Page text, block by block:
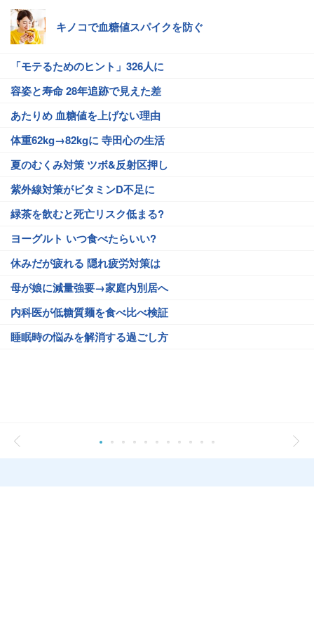
キノコで血糖値スパイクを防ぐ
「モテるためのヒント」326人に
容姿と寿命 28年追跡で見えた差
あたりめ 血糖値を上げない理由
体重62kg→82kgに 寺田心の生活
夏のむくみ対策 ツボ&反射区押し
紫外線対策がビタミンD不足に
緑茶を飲むと死亡リスク低まる?
ヨーグルト いつ食べたらいい?
休みだが疲れる 隠れ疲労対策は
母が娘に減量強要→家庭内別居へ
内科医が低糖質麺を食べ比べ検証
睡眠時の悩みを解消する過ごし方